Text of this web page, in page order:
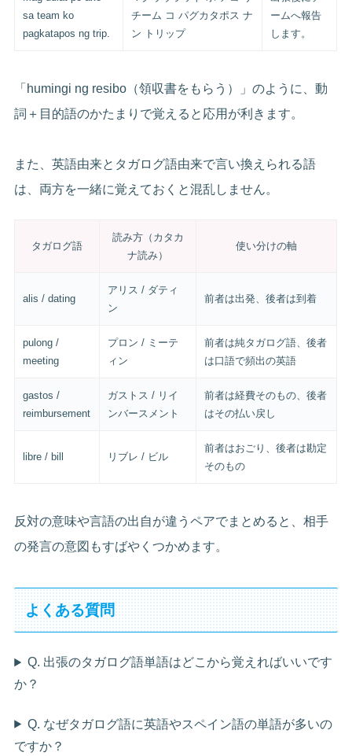
sa team ko
pagkatapos ng trip.
チーム コ パグカタポス ナ
ン トリップ
ームへ報告
します。
「humingi ng resibo（領収書をもらう）」のように、動
詞＋目的語のかたまりで覚えると応用が利きます。
また、英語由来とタガログ語由来で言い換えられる語
は、両方を一緒に覚えておくと混乱しません。
タガログ語
読み方（カタカ
ナ読み）
使い分けの軸
alis / dating
アリス / ダティ
ン
前者は出発、後者は到着
pulong /
meeting
プロン / ミーテ
ィン
前者は純タガログ語、後者
は口語で頻出の英語
gastos /
reimbursement
ガストス / リイ
ンバースメント
前者は経費そのもの、後者
はその払い戻し
libre / bill リブレ / ビル
前者はおごり、後者は勘定
そのもの
反対の意味や言語の出自が違うペアでまとめると、相手
の発言の意図もすばやくつかめます。
よくある質問
Q. 出張のタガログ語単語はどこから覚えればいいです
か？
Q. なぜタガログ語に英語やスペイン語の単語が多いの
ですか？